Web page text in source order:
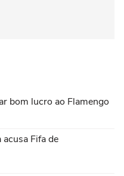
bom lucro ao Flamengo
acusa Fifa de